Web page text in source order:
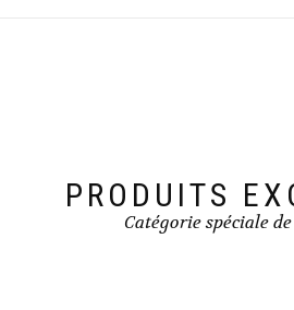
PRODUITS
Catégorie spéciale